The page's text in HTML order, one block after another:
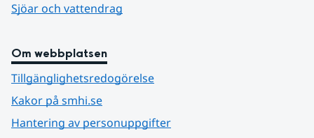
Sjöar och vattendrag
Om webbplatsen
Tillgänglighetsredogörelse
Kakor på smhi.se
Hantering av personuppgifter